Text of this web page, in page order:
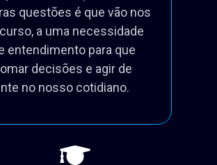
questões é que vão nos
a uma necessidade
entendimento para que
decisões e agir de
no nosso cotidiano.